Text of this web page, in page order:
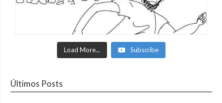
Load More... Subscribe
Últimos Posts